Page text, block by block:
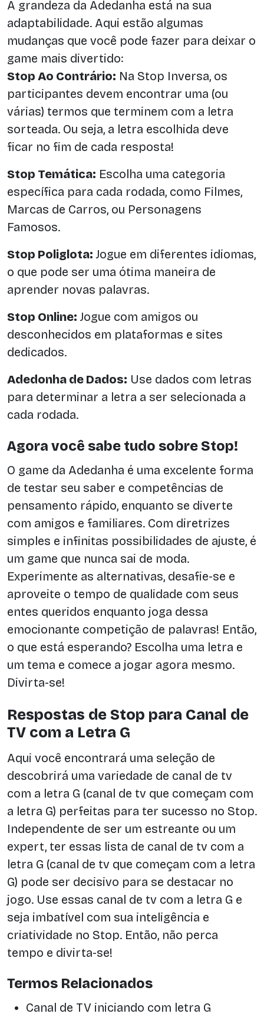
A grandeza da Adedanha está na sua
adaptabilidade. Aqui estão algumas
mudanças que você pode fazer para deixar o
game mais divertido:
Stop Ao Contrário: Na Stop Inversa, os
participantes devem encontrar uma (ou
várias) termos que terminem com a letra
sorteada. Ou seja, a letra escolhida deve
ficar no fim de cada resposta!
Stop Temática: Escolha uma categoria
específica para cada rodada, como Filmes,
Marcas de Carros, ou Personagens
Famosos.
Stop Poliglota: Jogue em diferentes idiomas,
o que pode ser uma ótima maneira de
aprender novas palavras.
Stop Online: Jogue com amigos ou
desconhecidos em plataformas e sites
dedicados.
Adedonha de Dados: Use dados com letras
para determinar a letra a ser selecionada a
cada rodada.
Agora você sabe tudo sobre Stop!
O game da Adedanha é uma excelente forma
de testar seu saber e competências de
pensamento rápido, enquanto se diverte
com amigos e familiares. Com diretrizes
simples e infinitas possibilidades de ajuste, é
um game que nunca sai de moda.
Experimente as alternativas, desafie-se e
aproveite o tempo de qualidade com seus
entes queridos enquanto joga dessa
emocionante competição de palavras! Então,
o que está esperando? Escolha uma letra e
um tema e comece a jogar agora mesmo.
Divirta-se!
Respostas de Stop para Canal de
TV com a Letra G
Aqui você encontrará uma seleção de
descobrirá uma variedade de canal de tv
com a letra G (canal de tv que começam com
a letra G) perfeitas para ter sucesso no Stop.
Independente de ser um estreante ou um
expert, ter essas lista de canal de tv com a
letra G (canal de tv que começam com a letra
G) pode ser decisivo para se destacar no
jogo. Use essas canal de tv com a letra G e
seja imbatível com sua inteligência e
criatividade no Stop. Então, não perca
tempo e divirta-se!
Termos Relacionados
Canal de TV iniciando com letra G